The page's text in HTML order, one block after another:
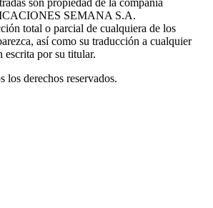
son propiedad de la compañía
SEMANA S.A.
total o parcial de cualquiera de los
así como su traducción a cualquier
escrita por su titular.
los derechos reservados.